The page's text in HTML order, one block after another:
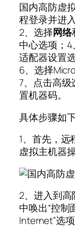
国内高防虚
程登录并进
2、选择网络
中心选项；
适配器设置
6、选择
7、点击高
置机器码。
具体步骤如下
1、首先，
虚拟主机器
2、进入到
中唤出“控制
Internet”选项